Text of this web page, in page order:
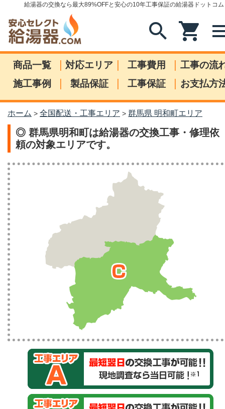
給湯器の交換なら最大89%OFFと安心の10年工事保証の給湯器ドットコム
search shopping_cart
商品一覧 | 対応エリア | 工事費用 | 工事の流
施工事例
| 製品保証 | 工事保証 | お支払方
ホーム > 全国配送・工事エリア > 群馬県 明和町エリア
◎ 群馬県明和町は給湯器の交換工事・修理依
頼の対象エリアです。